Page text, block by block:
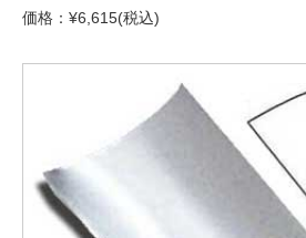
価格：¥6,615(税込)